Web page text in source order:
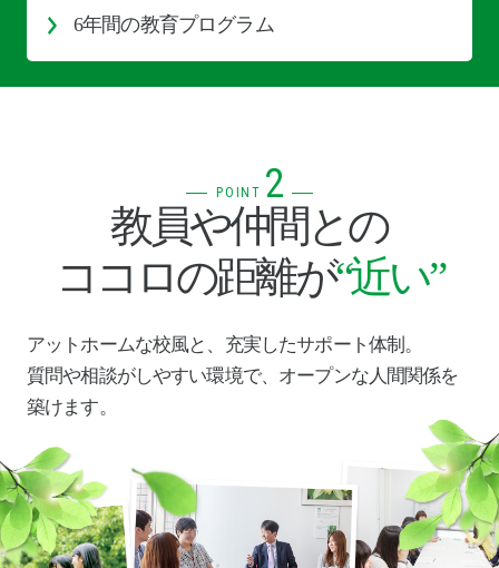
6年間の教育プログラム
POINT 2
教員や仲間との
ココロの距離が“近い”
アットホームな校風と、充実したサポート体制。
質問や相談がしやすい環境で、オープンな人間関係を
築けます。